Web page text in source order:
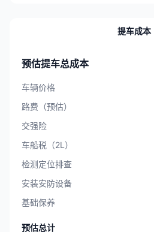
提车成本
预估提车总成本
车辆价格
路费（预估）
交强险
车船税（2L）
检测定位排查
安装安防设备
基础保养
预估总计